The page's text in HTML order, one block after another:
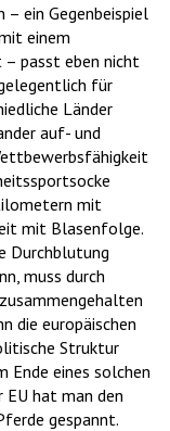
ein Gegenbeispiel
einem
passt eben nicht
für
Länder
auf- und
mit
mit Blasenfolge.
Durchblutung
muss durch
die europäischen
Struktur
Ende eines solchen
EU hat man den
gespannt.